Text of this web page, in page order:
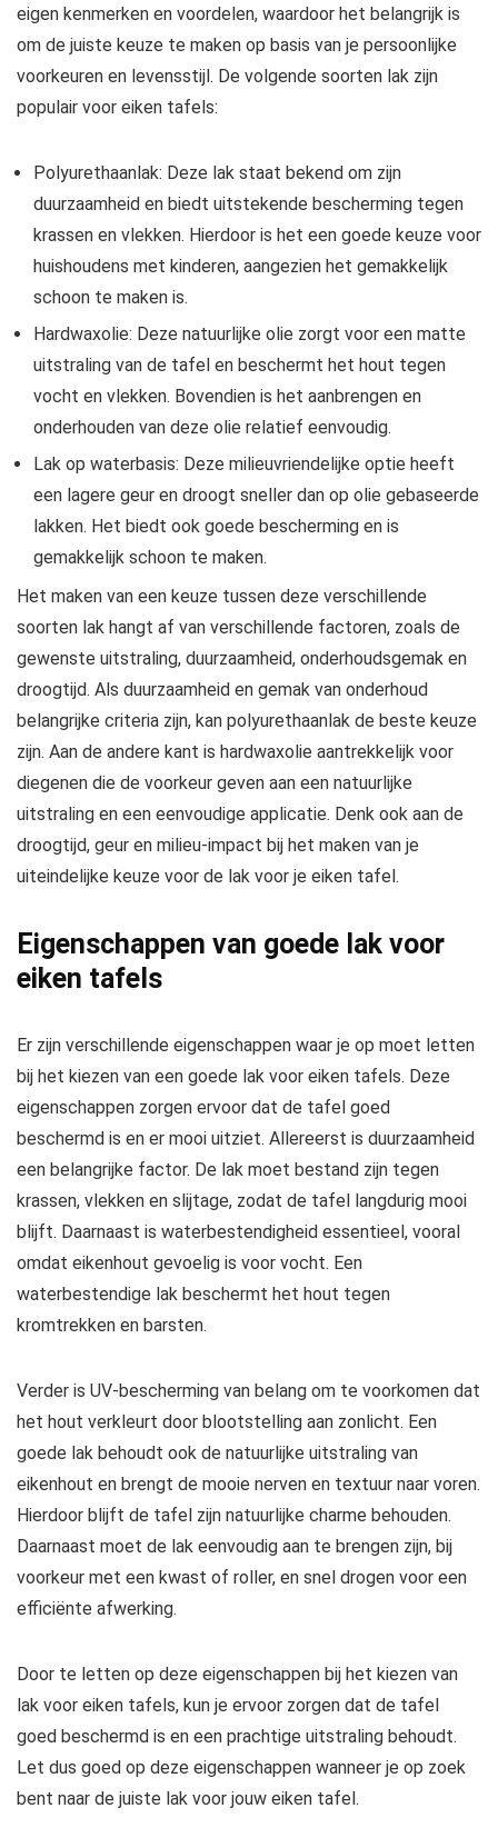
eigen kenmerken en voordelen, waardoor het belangrijk is
om de juiste keuze te maken op basis van je persoonlijke
voorkeuren en levensstijl. De volgende soorten lak zijn
populair voor eiken tafels:
Polyurethaanlak: Deze lak staat bekend om zijn
duurzaamheid en biedt uitstekende bescherming tegen
krassen en vlekken. Hierdoor is het een goede keuze voor
huishoudens met kinderen, aangezien het gemakkelijk
schoon te maken is.
Hardwaxolie: Deze natuurlijke olie zorgt voor een matte
uitstraling van de tafel en beschermt het hout tegen
vocht en vlekken. Bovendien is het aanbrengen en
onderhouden van deze olie relatief eenvoudig.
Lak op waterbasis: Deze milieuvriendelijke optie heeft
een lagere geur en droogt sneller dan op olie gebaseerde
lakken. Het biedt ook goede bescherming en is
gemakkelijk schoon te maken.
Het maken van een keuze tussen deze verschillende
soorten lak hangt af van verschillende factoren, zoals de
gewenste uitstraling, duurzaamheid, onderhoudsgemak en
droogtijd. Als duurzaamheid en gemak van onderhoud
belangrijke criteria zijn, kan polyurethaanlak de beste keuze
zijn. Aan de andere kant is hardwaxolie aantrekkelijk voor
diegenen die de voorkeur geven aan een natuurlijke
uitstraling en een eenvoudige applicatie. Denk ook aan de
droogtijd, geur en milieu-impact bij het maken van je
uiteindelijke keuze voor de lak voor je eiken tafel.
Eigenschappen van goede lak voor
eiken tafels
Er zijn verschillende eigenschappen waar je op moet letten
bij het kiezen van een goede lak voor eiken tafels. Deze
eigenschappen zorgen ervoor dat de tafel goed
beschermd is en er mooi uitziet. Allereerst is duurzaamheid
een belangrijke factor. De lak moet bestand zijn tegen
krassen, vlekken en slijtage, zodat de tafel langdurig mooi
blijft. Daarnaast is waterbestendigheid essentieel, vooral
omdat eikenhout gevoelig is voor vocht. Een
waterbestendige lak beschermt het hout tegen
kromtrekken en barsten.
Verder is UV-bescherming van belang om te voorkomen dat
het hout verkleurt door blootstelling aan zonlicht. Een
goede lak behoudt ook de natuurlijke uitstraling van
eikenhout en brengt de mooie nerven en textuur naar voren.
Hierdoor blijft de tafel zijn natuurlijke charme behouden.
Daarnaast moet de lak eenvoudig aan te brengen zijn, bij
voorkeur met een kwast of roller, en snel drogen voor een
efficiënte afwerking.
Door te letten op deze eigenschappen bij het kiezen van
lak voor eiken tafels, kun je ervoor zorgen dat de tafel
goed beschermd is en een prachtige uitstraling behoudt.
Let dus goed op deze eigenschappen wanneer je op zoek
bent naar de juiste lak voor jouw eiken tafel.